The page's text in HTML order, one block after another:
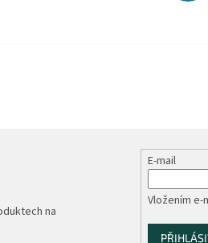
na
E-mail
Vložením